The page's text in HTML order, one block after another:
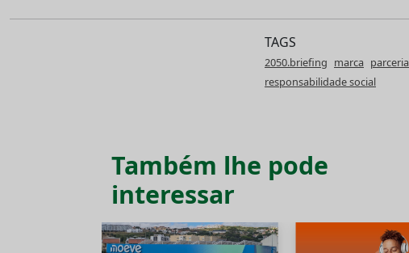
TAGS
2050.briefing marca parceria
responsabilidade social
Também lhe pode
interessar